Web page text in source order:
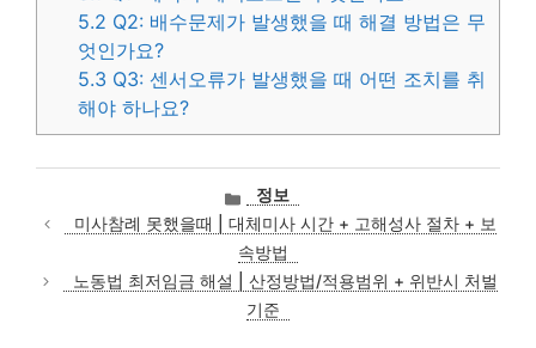
5.2 Q2: 배수문제가 발생했을 때 해결 방법은 무
엇인가요?
5.3 Q3: 센서오류가 발생했을 때 어떤 조치를 취
해야 하나요?
카
테
고
리
정보
미사참례 못했을때 | 대체미사 시간 + 고해성사 절차 + 보
속방법
노동법 최저임금 해설 | 산정방법/적용범위 + 위반시 처벌
기준